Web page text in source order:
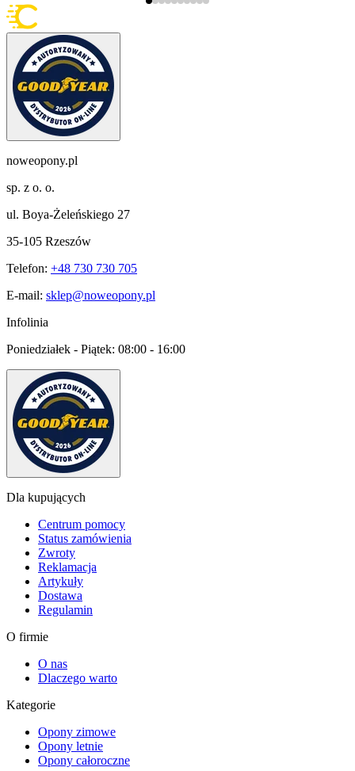
noweopony.pl
sp. z o. o.
ul. Boya-Żeleńskiego 27
35-105 Rzeszów
Telefon: +48 730 730 705
E-mail: sklep@noweopony.pl
Infolinia
Poniedziałek - Piątek: 08:00 - 16:00
Dla kupujących
Centrum pomocy
Status zamówienia
Zwroty
Reklamacja
Artykuły
Dostawa
Regulamin
O firmie
O nas
Dlaczego warto
Kategorie
Opony zimowe
Opony letnie
Opony całoroczne